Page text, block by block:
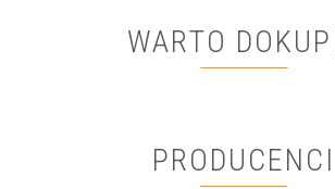
WARTO
PRODUCENCI